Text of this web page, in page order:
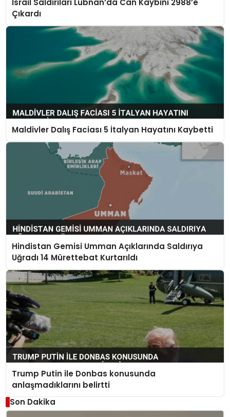
Çıkardı
Maldivler Dalış Faciası 5 İtalyan Hayatını Kaybetti
Hindistan Gemisi Umman Açıklarında Saldırıya
Uğradı 14 Mürettebat Kurtarıldı
Trump Putin ile Donbas konusunda
anlaşmadıklarını belirtti
Son Dakika